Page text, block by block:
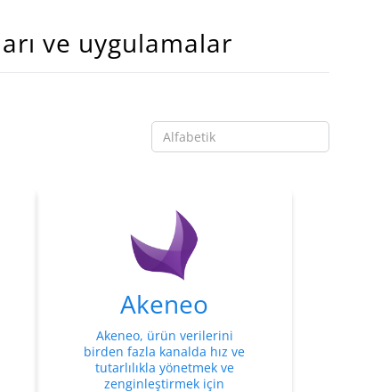
ve uygulamalar
Akeneo
Akeneo, ürün verilerini
birden fazla kanalda hız ve
tutarlılıkla yönetmek ve
zenginleştirmek için